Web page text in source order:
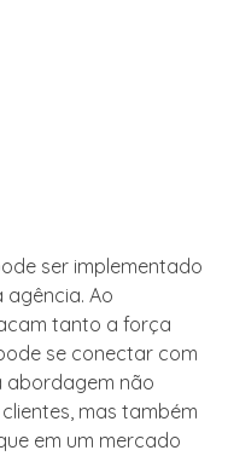
ser implementado
Ao
tanto a força
se conectar com
abordagem não
mas também
em um mercado